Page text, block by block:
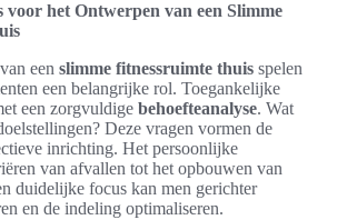
voor het Ontwerpen van een Slimme
een slimme fitnessruimte thuis spelen
een belangrijke rol. Toegankelijke
een zorgvuldige behoefteanalyse. Wat
Deze vragen vormen de
inrichting. Het persoonlijke
van afvallen tot het opbouwen van
duidelijke focus kan men gerichter
en de indeling optimaliseren.